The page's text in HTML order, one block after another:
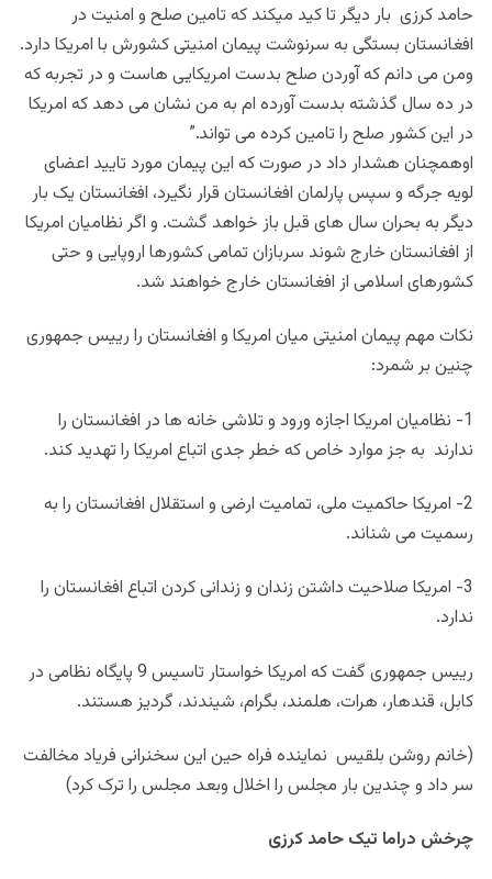
حامد کرزی بار دیگر تا کید میکند که تامین صلح و امنیت در
افغانستان بستگی به سرنوشت پیمان امنیتی کشورش با امریکا دارد.
ومن می دانم که آوردن صلح بدست امریکایی هاست و در تجربه که
در ده سال گذشته بدست آورده ام به من نشان می دهد که امریکا
در این کشور صلح را تامین کرده می تواند.”
اوهمچنان هشدار داد در صورت که این پیمان مورد تایید اعضای
لویه جرگه و سپس پارلمان افغانستان قرار نگیرد، افغانستان یک بار
دیگر به بحران سال های قبل باز خواهد گشت. و اگر نظامیان امریکا
از افغانستان خارج شوند سربازان تمامی کشورها اروپایی و حتی
کشورهای اسلامی از افغانستان خارج خواهند شد.
نکات مهم پیمان امنیتی میان امریکا و افغانستان را رییس جمهوری
چنین بر شمرد:
1- نظامیان امریکا اجازه ورود و تلاشی خانه ها در افغانستان را
ندارند به جز موارد خاص که خطر جدی اتباع امریکا را تهدید کند.
2- امریکا حاکمیت ملی، تمامیت ارضی و استقلال افغانستان را به
رسمیت می شناند.
3- امریکا صلاحیت داشتن زندان و زندانی کردن اتباع افغانستان را
ندارد.
رییس جمهوری گفت که امریکا خواستار تاسیس 9 پایگاه نظامی در
کابل، قندهار، هرات، هلمند، بگرام، شیندند، گردیز هستند.
(خانم روشن بلقیس نماینده فراه حین این سخنرانی فریاد مخالفت
سر داد و چندین بار مجلس را اخلال وبعد مجلس را ترک کرد)
چرخش دراما تیک حامد کرزی